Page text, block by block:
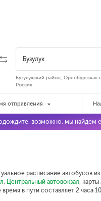
Бузулукский район, Оренбургская
Россия
отправления
расписание автобусов
, Центральный автовокзал,
в пути составляет 2 часа
возможно, мы найдём